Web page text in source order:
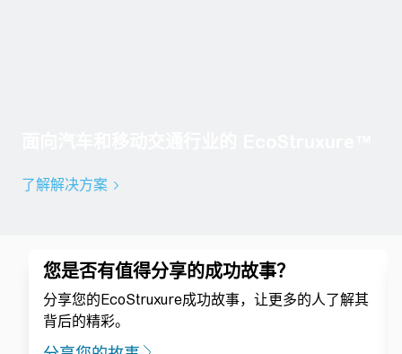
了解解决方案
您是否有值得分享的成功故事？
分享您的EcoStruxure成功故事，让更多的人了解其
背后的精彩。